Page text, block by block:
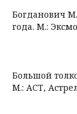
Богданович
года. М.:
Большой
М.: АСТ,